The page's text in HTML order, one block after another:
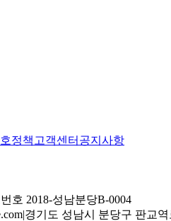
정책 고객센터 공지사항
호 2018-성남분당B-0004
|경기도 성남시 분당구 판교